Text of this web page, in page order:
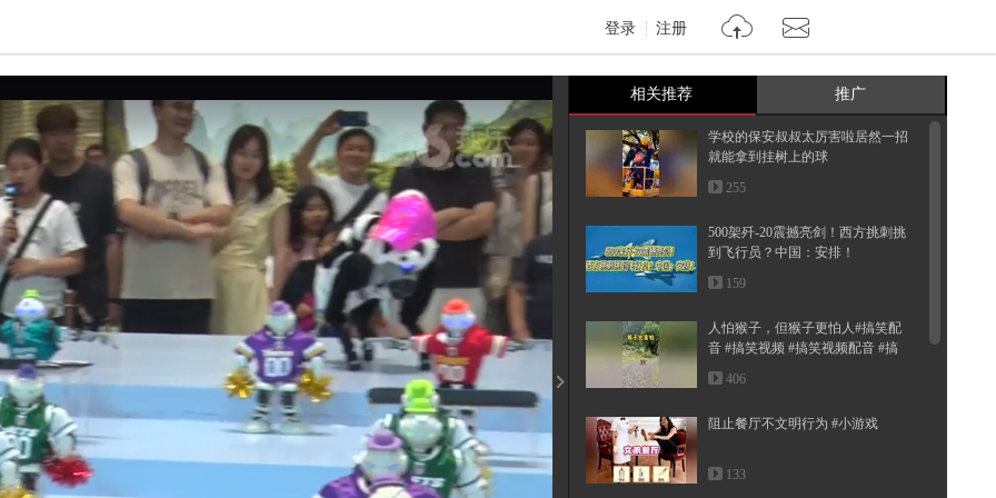
登录 注册
亮度 标准
相关推荐 推广
学校的保安叔叔太厉害啦居然一招
就能拿到挂树上的球
255
500架歼-20震撼亮剑！西方挑刺挑
到飞行员？中国：安排！
159
人怕猴子，但猴子更怕人#搞笑配
音 #搞笑视频 #搞笑视频配音 #搞
笑...
406
阻止餐厅不文明行为 #小游戏
133